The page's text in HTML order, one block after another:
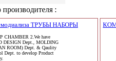
:
ТРУБЫ НАБОРЫ
CHAMBER 2.We have
DESIGN Dept., MOLDING
ROOM) Dept. & Qaulity
Dept. to develop Product